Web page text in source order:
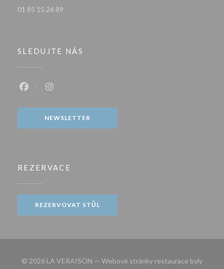
01 85 15 26 89
SLEDUJTE NÁS
NEWSLETTER
REZERVACE
REZERVOVAT STŮL
© 2026 LA VERAISON — Webové stránky restaurace byly